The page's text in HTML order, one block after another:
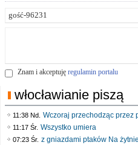
Znam i akceptuję regulamin portalu
włocławianie piszą
11:38 Nd. Wczoraj przechodząc przez
11:17 Śr. Wszystko umiera
07:23 Śr. z gniazdami ptaków Na